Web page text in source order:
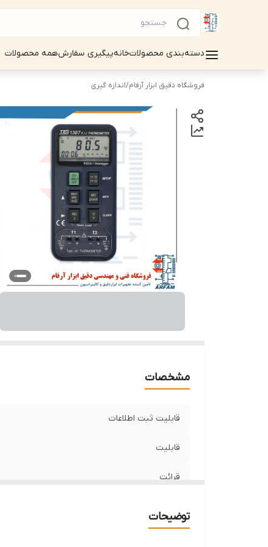
دسته‌بندی محصولاتخانهپیگیری سفارشهمه محصولات
فروشگاه دقیق ابزار آرفام/اندازه گیری
مشخصات
قابلیت ثبت اطلاعات
قابلیت
قرائت
توضیحات